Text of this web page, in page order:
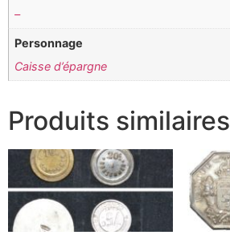
–
Personnage
Caisse d’épargne
Produits similaires